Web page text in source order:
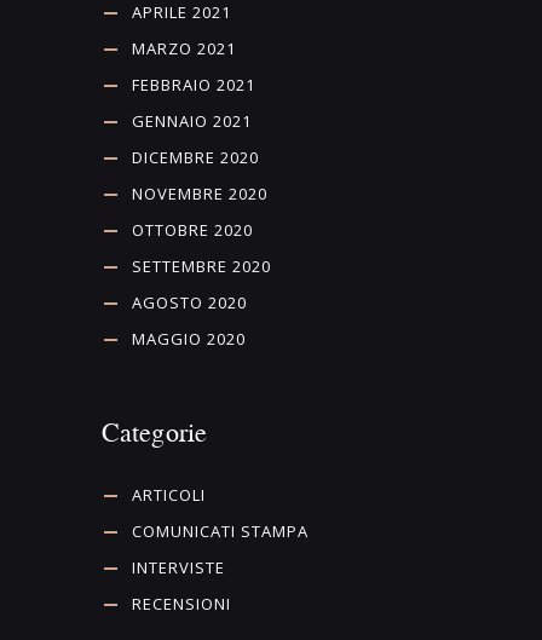
APRILE 2021
MARZO 2021
FEBBRAIO 2021
GENNAIO 2021
DICEMBRE 2020
NOVEMBRE 2020
OTTOBRE 2020
SETTEMBRE 2020
AGOSTO 2020
MAGGIO 2020
Categorie
ARTICOLI
COMUNICATI STAMPA
INTERVISTE
RECENSIONI